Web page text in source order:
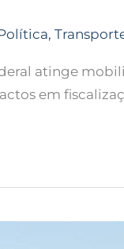
,
atinge
em